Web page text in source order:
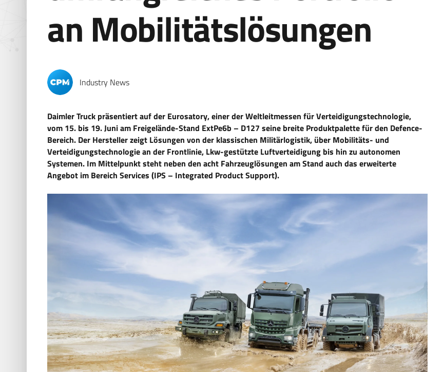
an Mobilitätslösungen
Industry News
Daimler Truck präsentiert auf der Eurosatory, einer der Weltleitmessen für Verteidigungstechnologie,
vom 15. bis 19. Juni am Freigelände-Stand ExtPe6b – D127 seine breite Produktpalette für den Defence-
Bereich. Der Hersteller zeigt Lösungen von der klassischen Militärlogistik, über Mobilitäts- und
Verteidigungstechnologie an der Frontlinie, Lkw-gestützte Luftverteidigung bis hin zu autonomen
Systemen. Im Mittelpunkt steht neben den acht Fahrzeuglösungen am Stand auch das erweiterte
Angebot im Bereich Services (IPS – Integrated Product Support).